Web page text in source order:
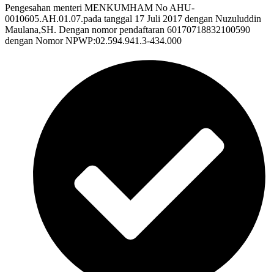
Pengesahan menteri MENKUMHAM No AHU-
0010605.AH.01.07.pada tanggal 17 Juli 2017 dengan Nuzuluddin
Maulana,SH. Dengan nomor pendaftaran 60170718832100590
dengan Nomor NPWP:02.594.941.3-434.000